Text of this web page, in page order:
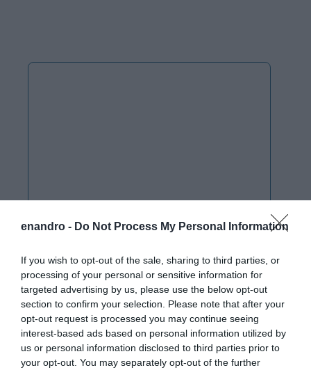
enandro - Do Not Process My Personal Information
If you wish to opt-out of the sale, sharing to third parties, or
processing of your personal or sensitive information for
targeted advertising by us, please use the below opt-out
section to confirm your selection. Please note that after your
opt-out request is processed you may continue seeing
interest-based ads based on personal information utilized by
us or personal information disclosed to third parties prior to
your opt-out. You may separately opt-out of the further